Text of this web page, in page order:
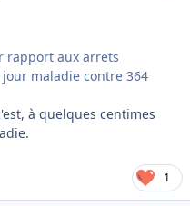
rapport aux arrets
jour maladie contre 364
à quelques centimes
1